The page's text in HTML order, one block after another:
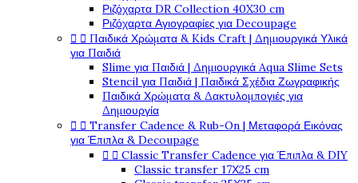
Ριζόχαρτα DR Collection 40X30 cm
Ριζόχαρτα Αγιογραφίες για Decoupage
  Παιδικά Χρώματα & Kids Craft | Δημιουργικά Υλικά
για Παιδιά
Slime για Παιδιά | Δημιουργικά Aqua Slime Sets
Stencil για Παιδιά | Παιδικά Σχέδια Ζωγραφικής
Παιδικά Χρώματα & Δακτυλομπογιές για
Δημιουργία
  Transfer Cadence & Rub-On | Μεταφορά Εικόνας
για Έπιπλα & Decoupage
  Classic Transfer Cadence για Έπιπλα & DIY
Classic transfer 17Χ25 cm